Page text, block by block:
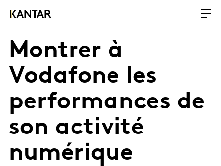
Montrer à
Vodafone les
performances de
son activité
numérique